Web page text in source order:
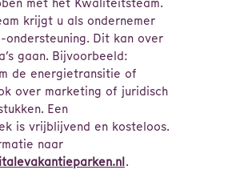
met het Kwaliteitsteam.
krijgt u als ondernemer
ondersteuning. Dit kan over
gaan. Bijvoorbeeld:
de energietransitie of
over marketing of juridisch
Een
is vrijblijvend en kosteloos.
naar
.